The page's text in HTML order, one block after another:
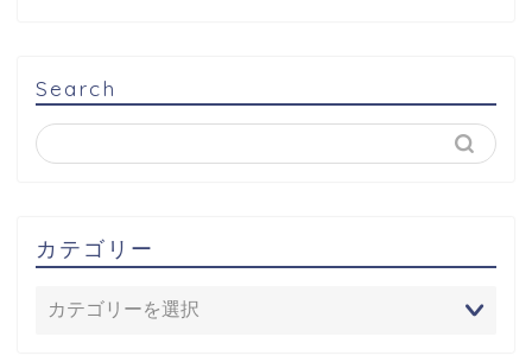
Search
カテゴリー